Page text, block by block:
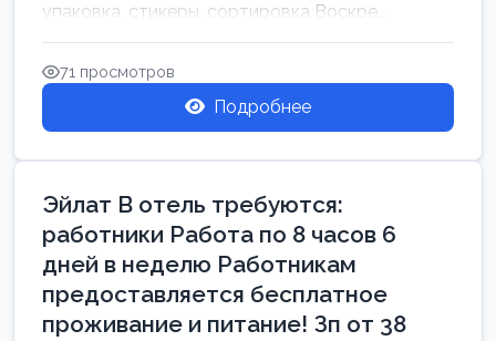
упаковка, стикеры, сортировка Воскре...
71 просмотров
Подробнее
Эйлат В отель требуются:
работники Работа по 8 часов 6
дней в неделю Работникам
предоставляется бесплатное
проживание и питание! Зп от 38